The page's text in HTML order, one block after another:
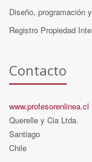
Diseño, programación
Registro Propiedad
Contacto
www.profesorenlinea.cl
Querelle y Cia Ltda.
Santiago
Chile